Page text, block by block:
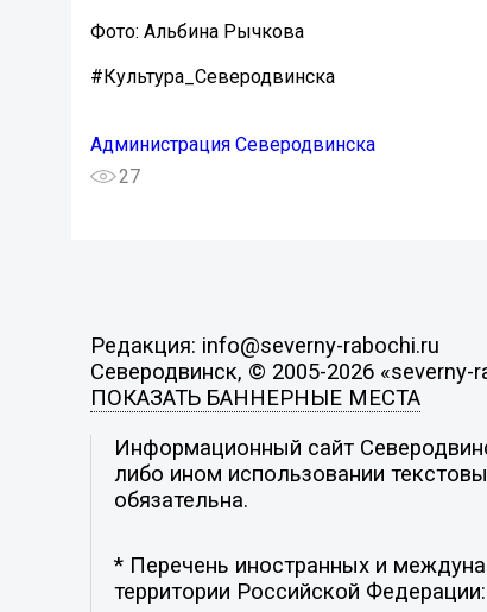
Фото: Альбина Рычкова
#Культура_Северодвинска
Администрация Северодвинска
27
Редакция: info@severny-rabochi.ru
Северодвинск, © 2005-2026 «severny-
ПОКАЗАТЬ БАННЕРНЫЕ МЕСТА
Информационный сайт
либо ином использовании
обязательна.
* Перечень иностранных и
территории Российской Федерации: